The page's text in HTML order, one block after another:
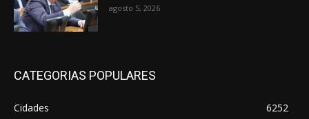
agosto 5, 2026
CATEGORIAS POPULARES
Cidades
6252